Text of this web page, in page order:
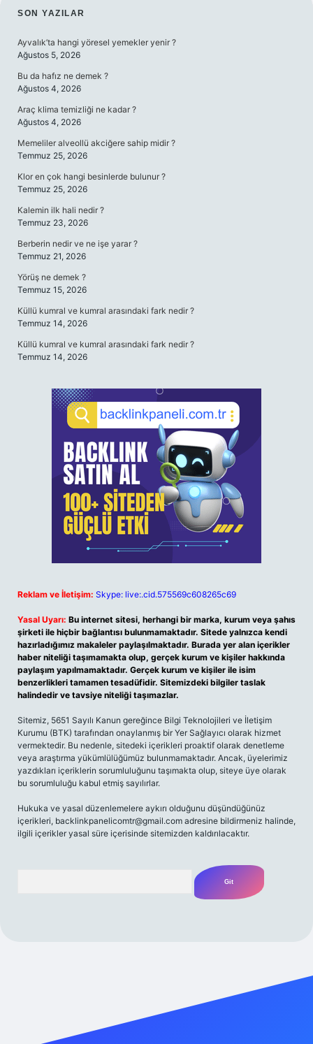
SIDEBAR
SON YAZILAR
Ayvalık’ta hangi yöresel yemekler yenir ?
Ağustos 5, 2026
Bu da hafız ne demek ?
Ağustos 4, 2026
Araç klima temizliği ne kadar ?
Ağustos 4, 2026
Memeliler alveollü akciğere sahip midir ?
Temmuz 25, 2026
Klor en çok hangi besinlerde bulunur ?
Temmuz 25, 2026
Kalemin ilk hali nedir ?
Temmuz 23, 2026
Berberin nedir ve ne işe yarar ?
Temmuz 21, 2026
Yörüş ne demek ?
Temmuz 15, 2026
Küllü kumral ve kumral arasındaki fark nedir ?
Temmuz 14, 2026
Küllü kumral ve kumral arasındaki fark nedir ?
Temmuz 14, 2026
Reklam ve İletişim: Skype: live:.cid.575569c608265c69
Yasal Uyarı: Bu internet sitesi, herhangi bir marka, kurum veya şahıs
şirketi ile hiçbir bağlantısı bulunmamaktadır. Sitede yalnızca kendi
hazırladığımız makaleler paylaşılmaktadır. Burada yer alan içerikler
haber niteliği taşımamakta olup, gerçek kurum ve kişiler hakkında
paylaşım yapılmamaktadır. Gerçek kurum ve kişiler ile isim
benzerlikleri tamamen tesadüfidir. Sitemizdeki bilgiler taslak
halindedir ve tavsiye niteliği taşımazlar.
Sitemiz, 5651 Sayılı Kanun gereğince Bilgi Teknolojileri ve İletişim
Kurumu (BTK) tarafından onaylanmış bir Yer Sağlayıcı olarak hizmet
vermektedir. Bu nedenle, sitedeki içerikleri proaktif olarak denetleme
veya araştırma yükümlülüğümüz bulunmamaktadır. Ancak, üyelerimiz
yazdıkları içeriklerin sorumluluğunu taşımakta olup, siteye üye olarak
bu sorumluluğu kabul etmiş sayılırlar.
Hukuka ve yasal düzenlemelere aykırı olduğunu düşündüğünüz
içerikleri, backlinkpanelicomtr@gmail.com adresine bildirmeniz halinde,
ilgili içerikler yasal süre içerisinde sitemizden kaldırılacaktır.